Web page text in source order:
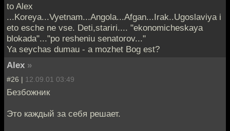
to Alex
...Koreya...Vyetnam...Angola...Afgan...Irak..Ugoslaviya i
eto esche ne vse. Deti,stariri.... "ekonomicheskaya
blokada"..."po resheniu senatorov..."
Ya seychas dumau - a mozhet Bog est?
Alex »
#26 | 12.09.01 03:49
Безбожник
Это каждый за себя решает.